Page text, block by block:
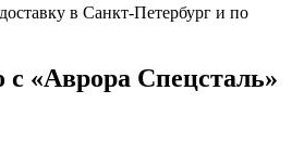
в Санкт-Петербург и по
с «Аврора Спецсталь»